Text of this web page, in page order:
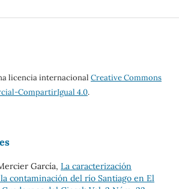
licencia internacional Creative Commons
CompartirIgual 4.0.
García, La caracterización
contaminación del río Santiago en El